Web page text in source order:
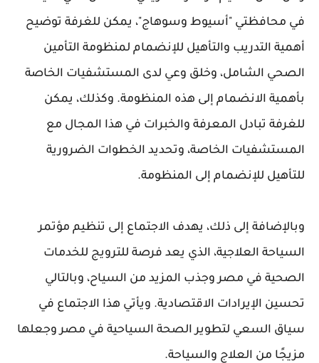
في محافظتي "أسيوط وسوهاج"، يمكن للغرفة توضيح
أهمية التدريب والتأهيل للإنضمام لمنظومة التأمين
الصحي الشامل، وخلق وعي لدى المستشفيات الخاصة
بأهمية الانضمام إلى هذه المنظومة. وكذلك، يمكن
للغرفة تبادل المعرفة والخبرات في هذا المجال مع
المستشفيات الخاصة، وتحديد الخطوات الضرورية
للتأهيل للإنضمام إلى المنظومة.
وبالإضافة إلى ذلك، يهدف الاجتماع إلى تنظيم مؤتمر
السياحة العلاجية، الذي يعد فرصة للترويج للخدمات
الصحية في مصر وجذب المزيد من السياح، وبالتالي
تحسين الإيرادات الاقتصادية. ويأتي هذا الاجتماع في
سياق السعي لتطوير الصحة السياحية في مصر وجعلها
مزيجًا من العلاج والسياحة.